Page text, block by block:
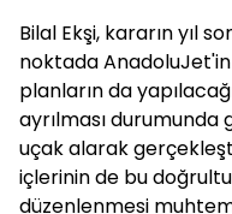
Bilal Ekşi, kararın yıl
noktada
planların da
ayrılması durumunda
uçak alarak
içlerinin de bu
düzenlenmesi